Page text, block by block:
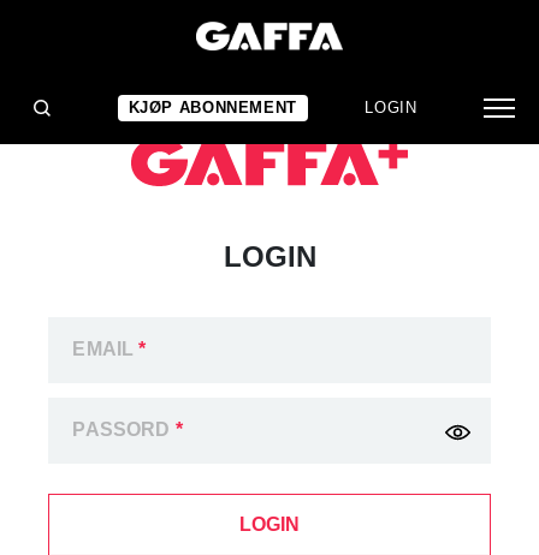
KJØP ABONNEMENT LOGIN
LOGIN
EMAIL*
PASSORD *
LOGIN